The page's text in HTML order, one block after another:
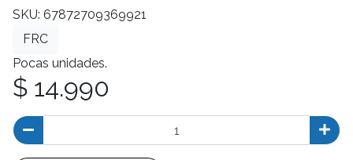
SKU: 67872709369921
FRC
Pocas unidades.
$ 14.990